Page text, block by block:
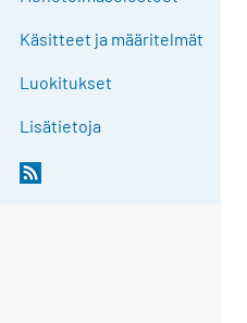
Käsitteet ja määritelmät
Luokitukset
Lisätietoja